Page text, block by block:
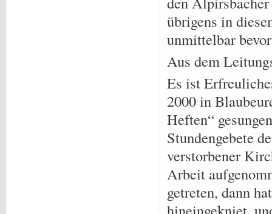
übrigens in
unmittelbar
Aus dem
Es ist
2000 in
Heften“
Stundengebete
verstorbener
Arbeit
getreten, dann